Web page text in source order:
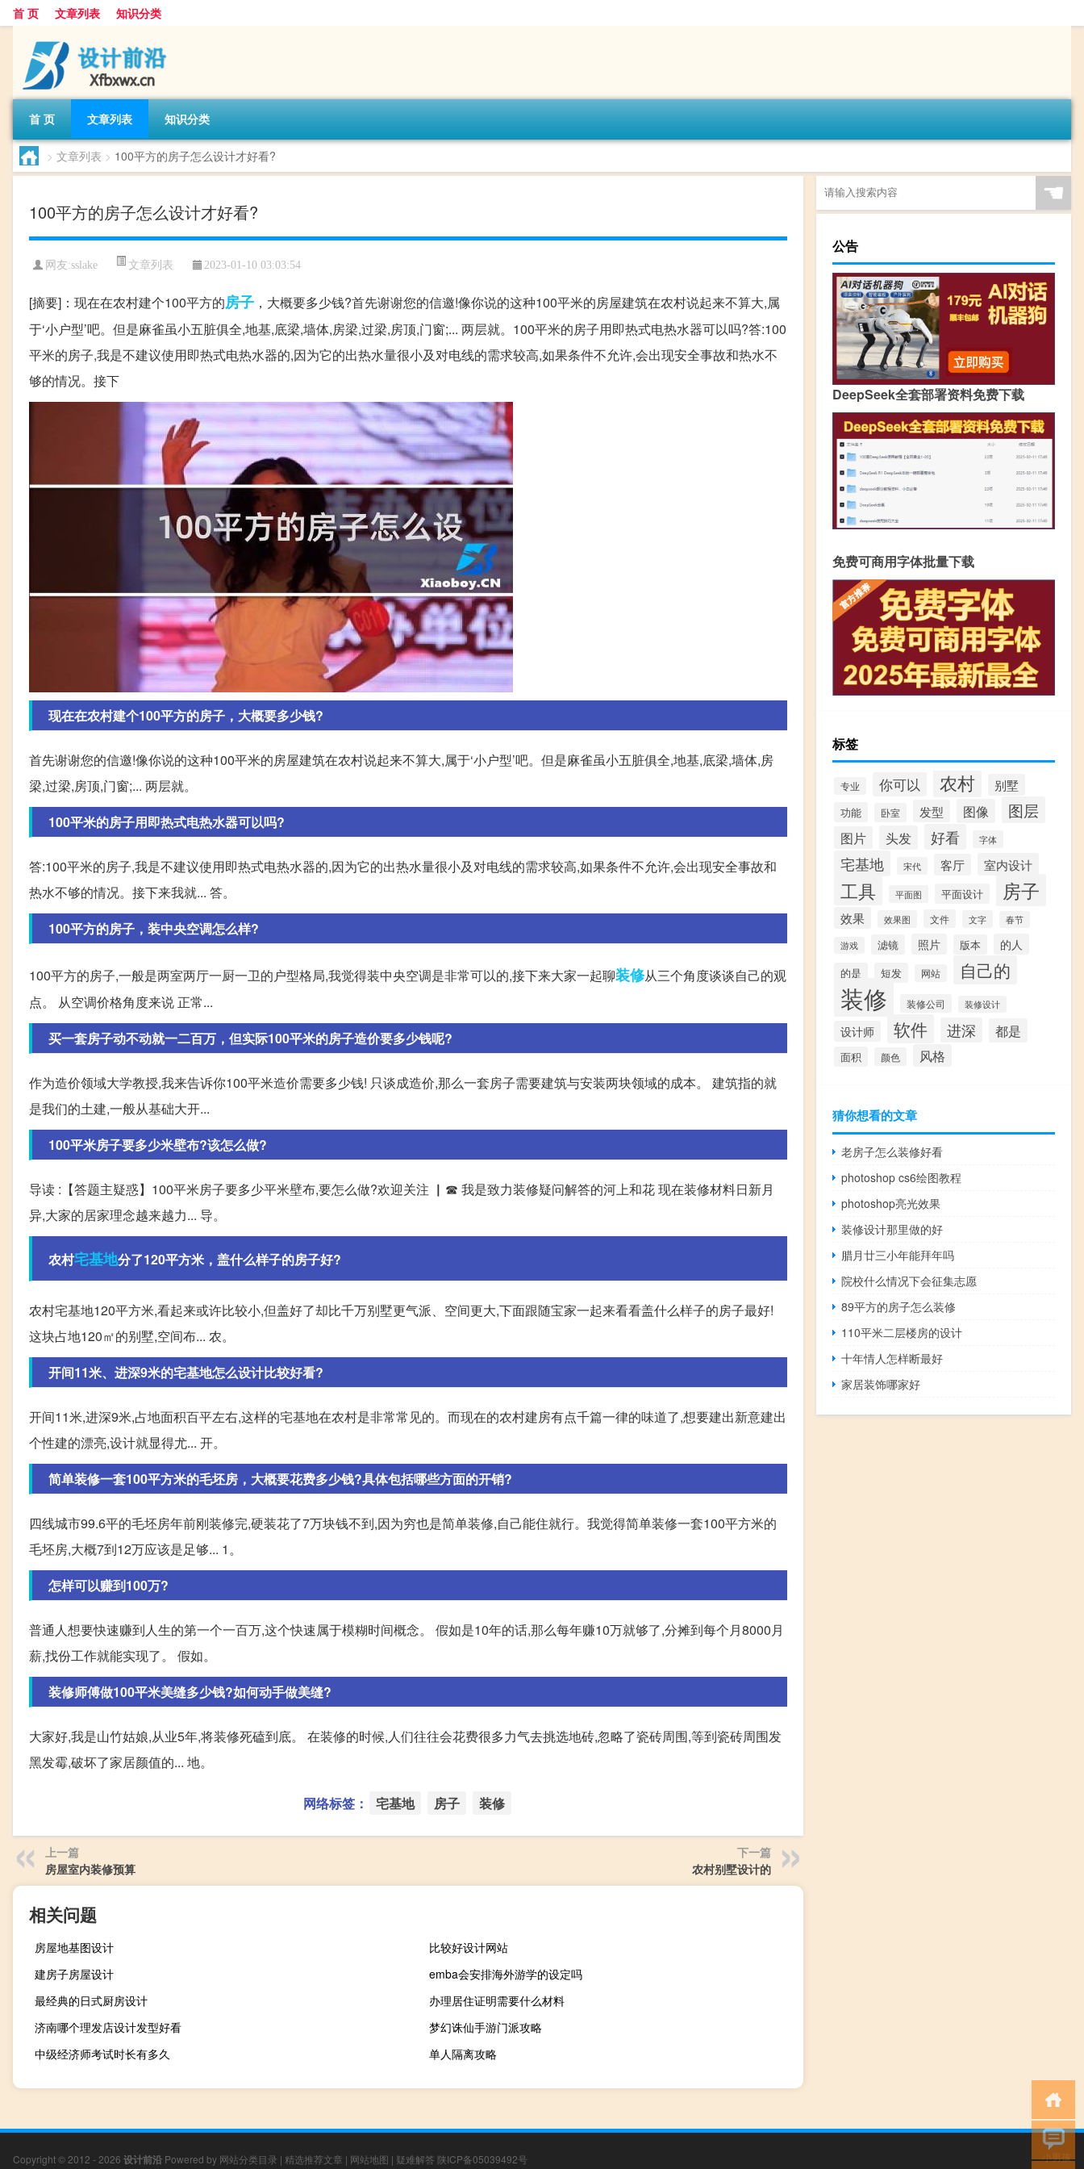
首 页 文章列表 知识分类
首 页 文章列表 知识分类
> 文章列表 > 100平方的房子怎么设计才好看?
100平方的房子怎么设计才好看?
网友:sslake 文章列表 2023-01-10 03:03:54
[摘要]：现在在农村建个100平方的房子 ，大概要多少钱?首先谢谢您的信邀!像你说的这种100平米的房屋建筑在农村说起来不算大,属
于‘小户型’吧。但是麻雀虽小五脏俱全,地基,底梁,墙体,房梁,过梁,房顶,门窗;... 两层就。100平米的房子用即热式电热水器可以吗?答:100
平米的房子,我是不建议使用即热式电热水器的,因为它的出热水量很小及对电线的需求较高,如果条件不允许,会出现安全事故和热水不
够的情况。接下
现在在农村建个100平方的房子，大概要多少钱?
首先谢谢您的信邀!像你说的这种100平米的房屋建筑在农村说起来不算大,属于‘小户型’吧。但是麻雀虽小五脏俱全,地基,底梁,墙体,房
梁,过梁,房顶,门窗;... 两层就。
100平米的房子用即热式电热水器可以吗?
答:100平米的房子,我是不建议使用即热式电热水器的,因为它的出热水量很小及对电线的需求较高,如果条件不允许,会出现安全事故和
热水不够的情况。接下来我就... 答。
100平方的房子，装中央空调怎么样?
100平方的房子,一般是两室两厅一厨一卫的户型格局,我觉得装中央空调是非常可以的,接下来大家一起聊装修从三个角度谈谈自己的观
点。 从空调价格角度来说 正常...
买一套房子动不动就一二百万，但实际100平米的房子造价要多少钱呢?
作为造价领域大学教授,我来告诉你100平米造价需要多少钱! 只谈成造价,那么一套房子需要建筑与安装两块领域的成本。 建筑指的就
是我们的土建,一般从基础大开...
100平米房子要多少米壁布?该怎么做?
导读 :【答题主疑惑】100平米房子要多少平米壁布,要怎么做?欢迎关注 ▏☎ 我是致力装修疑问解答的河上和花 现在装修材料日新月
异,大家的居家理念越来越力... 导。
农村宅基地分了120平方米，盖什么样子的房子好?
农村宅基地120平方米,看起来或许比较小,但盖好了却比千万别墅更气派、空间更大,下面跟随宝家一起来看看盖什么样子的房子最好!
这块占地120㎡的别墅,空间布... 农。
开间11米、进深9米的宅基地怎么设计比较好看?
开间11米,进深9米,占地面积百平左右,这样的宅基地在农村是非常常见的。而现在的农村建房有点千篇一律的味道了,想要建出新意建出
个性建的漂亮,设计就显得尤... 开。
简单装修一套100平方米的毛坯房，大概要花费多少钱?具体包括哪些方面的开销?
四线城市99.6平的毛坯房年前刚装修完,硬装花了7万块钱不到,因为穷也是简单装修,自己能住就行。我觉得简单装修一套100平方米的
毛坯房,大概7到12万应该是足够... 1。
怎样可以赚到100万?
普通人想要快速赚到人生的第一个一百万,这个快速属于模糊时间概念。 假如是10年的话,那么每年赚10万就够了,分摊到每个月8000月
薪,找份工作就能实现了。 假如。
装修师傅做100平米美缝多少钱?如何动手做美缝?
大家好,我是山竹姑娘,从业5年,将装修死磕到底。 在装修的时候,人们往往会花费很多力气去挑选地砖,忽略了瓷砖周围,等到瓷砖周围发
黑发霉,破坏了家居颜值的... 地。
网络标签： 宅基地 房子 装修
上一篇
房屋室内装修预算
下一篇
农村别墅设计的
相关问题
房屋地基图设计
比较好设计网站
建房子房屋设计
emba会安排海外游学的设定吗
最经典的日式厨房设计
办理居住证明需要什么材料
济南哪个理发店设计发型好看
梦幻诛仙手游门派攻略
中级经济师考试时长有多久
单人隔离攻略
☚
公告
DeepSeek全套部署资料免费下载
免费可商用字体批量下载
标签
专业 你可以 农村 别墅
功能 卧室 发型 图像 图层
图片 头发 好看 字体
宅基地 宋代 客厅 室内设计
工具 平面图 平面设计 房子
效果 效果图 文件 文字 春节
游戏 滤镜 照片 版本 的人
的是 短发 网站 自己的
装修 装修公司 装修设计
设计师 软件 进深 都是
面积 颜色 风格
猜你想看的文章
老房子怎么装修好看
photoshop cs6绘图教程
photoshop亮光效果
装修设计那里做的好
腊月廿三小年能拜年吗
院校什么情况下会征集志愿
89平方的房子怎么装修
110平米二层楼房的设计
十年情人怎样断最好
家居装饰哪家好
Copyright © 2012 - 2026 设计前沿 Powered by 网站分类目录 | 精选推荐文章 | 网站地图 | 疑难解答 陕ICP备05039492号 小男孩